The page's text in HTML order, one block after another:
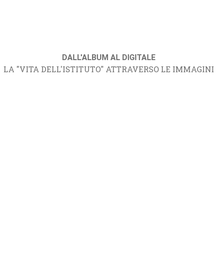
DALL'ALBUM AL DIGITALE
LA "VITA DELL'ISTITUTO" ATTRAVERSO LE IMMAGINI